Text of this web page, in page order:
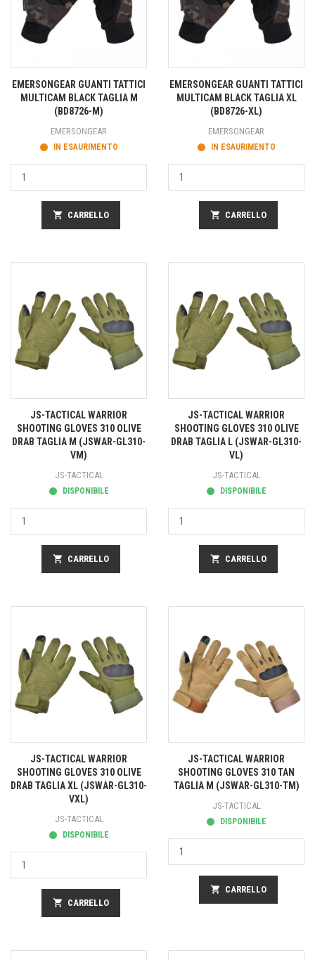
EMERSONGEAR GUANTI TATTICI
MULTICAM BLACK TAGLIA M
(BD8726-M)
EMERSONGEAR
IN ESAURIMENTO
shopping_cart CARRELLO
EMERSONGEAR GUANTI TATTICI
MULTICAM BLACK TAGLIA XL
(BD8726-XL)
EMERSONGEAR
IN ESAURIMENTO
shopping_cart CARRELLO
JS-TACTICAL WARRIOR
SHOOTING GLOVES 310 OLIVE
DRAB TAGLIA M (JSWAR-GL310-
VM)
JS-TACTICAL
DISPONIBILE
shopping_cart CARRELLO
JS-TACTICAL WARRIOR
SHOOTING GLOVES 310 OLIVE
DRAB TAGLIA L (JSWAR-GL310-
VL)
JS-TACTICAL
DISPONIBILE
shopping_cart CARRELLO
JS-TACTICAL WARRIOR
SHOOTING GLOVES 310 OLIVE
DRAB TAGLIA XL (JSWAR-GL310-
VXL)
JS-TACTICAL
DISPONIBILE
shopping_cart CARRELLO
JS-TACTICAL WARRIOR
SHOOTING GLOVES 310 TAN
TAGLIA M (JSWAR-GL310-TM)
JS-TACTICAL
DISPONIBILE
shopping_cart CARRELLO